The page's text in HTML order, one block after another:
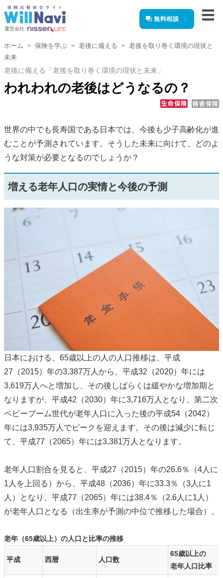
運営会社:
無料相談
ホーム 保険を学ぶ 老後に備える
老後を取り巻く環境の現状と
未来
老後に備える「老後を取り巻く環境の現状と未来」
われわれの老後はどうなるの？
世界の中でも長寿国である日本では、今後も少子高齢化が進
むことが予測されています。そうした未来に向けて、どのよ
うな対策が必要となるのでしょうか？
増える老年人口の実情と今後の予測
日本における、65歳以上の人の人口推移は、平成
27（2015）年の3,387万人から、平成32（2020）年には
3,619万人へと増加し、その後しばらくは緩やかな増加期と
なりますが、平成42（2030）年に3,716万人となり、第二次
ベビーブーム世代が老年人口に入った後の平成54（2042）
年には3,935万人でピークを迎えます。その後は減少に転じ
て、平成77（2065）年には3,381万人となります。
老年人口割合を見ると、平成27（2015）年の26.6％（4人に
1人を上回る）から、平成48（2036）年に33.3％（3人に1
人）となり、平成77（2065）年には38.4％（2.6人に1人）
が老年人口となる（出生率が予測の中位で推移した場合）。
老年（65歳以上）の人口と比率の推移
平成 西暦 人口数
65歳以上の
老年人口比率